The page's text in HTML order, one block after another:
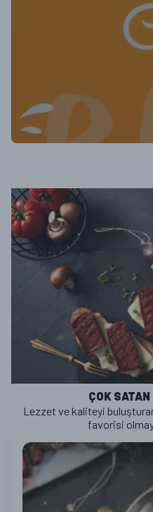
ÇOK
Lezzet ve kaliteyi
favorisi